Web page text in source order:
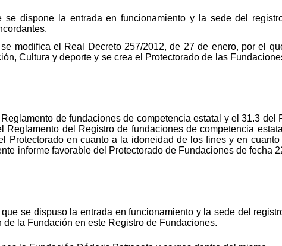
dispone la entrada en funcionamiento y la sede del
modifica el Real Decreto 257/2012, de 27 de enero, por el
Cultura y deporte y se crea el Protectorado de las
de fundaciones de competencia estatal y el 31.3 del
del Registro de fundaciones de competencia
Protectorado en cuanto a la idoneidad de los fines y en cuanto
informe favorable del Protectorado de Fundaciones de fecha
se dispuso la entrada en funcionamiento y la sede del
la Fundación en este Registro de Fundaciones.